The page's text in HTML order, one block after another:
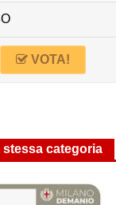
VOTA!
categoria